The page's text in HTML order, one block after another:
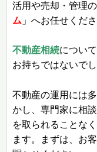
活用や売却・管理
ム 」へお任せくださ
不動産相続につい
お持ちではないで
不動産の運用には
かし、専門家に相
を取られることな
ます。まずは、お